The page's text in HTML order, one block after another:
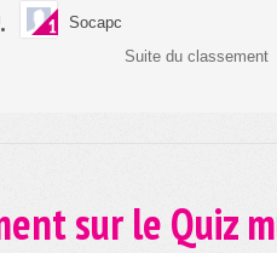
Socapc
Suite du classement
sur le Quiz